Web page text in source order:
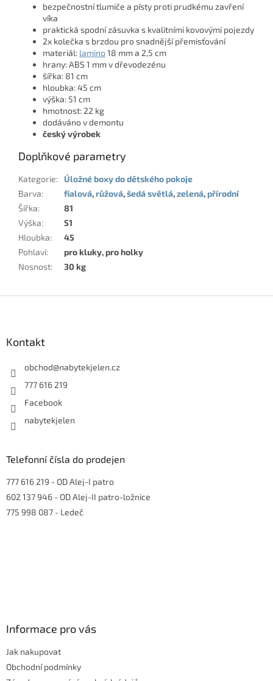
bezpečnostní tlumiče a písty proti prudkému zavření
víka
praktická spodní zásuvka s kvalitními kovovými pojezdy
2x kolečka s brzdou pro snadnější přemisťování
materiál: lamino18 mm a 2,5 cm
hrany: ABS 1 mm v dřevodezénu
šířka: 81 cm
hloubka: 45 cm
výška: 51 cm
hmotnost: 22 kg
dodáváno v demontu
český výrobek
Doplňkové parametry
Kategorie:
Úložné boxy do dětského pokoje
Barva: fialová,růžová,šedá světlá,zelená,přírodní
Šířka:
81
Výška:
51
Hloubka:
45
Pohlaví:
pro kluky, pro holky
Nosnost: 30 kg
Kontakt
obchod@nabytekjelen.cz
777 616 219
Facebook
nabytekjelen
Telefonní čísla do prodejen
777 616 219 - OD Alej-I patro
602 137 946 - OD Alej-II patro-ložnice
775 998 087 - Ledeč
Informace pro vás
Jak nakupovat
Obchodní podmínky